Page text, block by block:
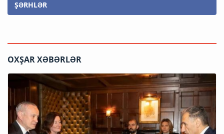
ŞƏRHLƏR
OXŞAR XƏBƏRLƏR